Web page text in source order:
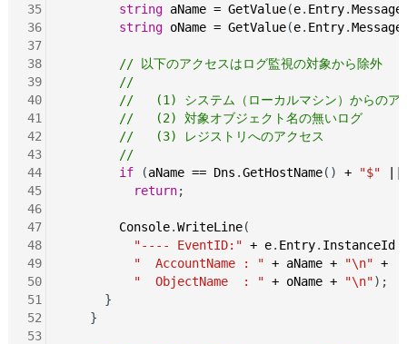
35
36
37
38
39
40
41
42
43
44
45
46
47
48
49
50
51
52
53
string aName = GetValue(e. Entry.Message
string oName = GetValue(e. Entry.Message
// 以下のアクセスはログ監視の対象から除外
//
//   (1) システム（ローカルマシン）からのア
//   (2) 対象オブジェクト名の無いログ
//   (3) レジストリへのアクセス
//
if (aName == Dns .GetHostName() + "$"
return;
Console.WriteLine(
"---- EventID:" + e. Entry. InstanceId
"  AccountName : " + aName + "\n" +
"  ObjectName  : " + oName + "\n");
      }
    }